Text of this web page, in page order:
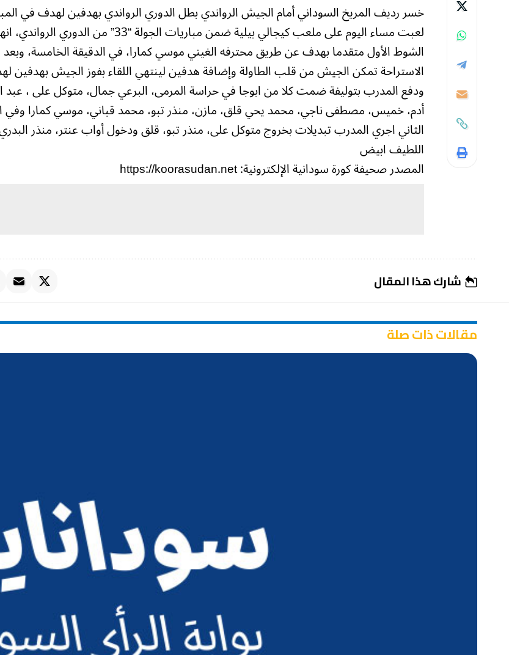
خسر رديف المريخ السوداني أمام الجيش الرواندي بطل الدوري الرواندي بهدفين لهدف في
لعبت مساء اليوم على ملعب كيجالي بيلية ضمن مباريات الجولة “33” من
الشوط الأول متقدما بهدف عن طريق محترفه الغيني موسي كمارا، في الدقيقة الخامسة، وبعد
الاستراحة تمكن الجيش من قلب الطاولة وإضافة هدفين لينتهي اللقاء بفوز الجيش بهدفين
ودفع المدرب بتوليفة ضمت كلا من ابوجا في حراسة المرمى، البرعي جمال، متوكل على ،
أدم، خميس، مصطفى ناجي، محمد يحي قلق، مازن، منذر تبو، محمد قباني، موسي كمارا
الثاني اجري المدرب تبديلات بخروج متوكل على، منذر تبو، قلق ودخول أواب عنتر، منذر
اللطيف ابيض
المصدر صحيفة كورة سودانية الإلكترونية: https://koorasudan.net
شارك هذا المقال
مقالات ذات صلة